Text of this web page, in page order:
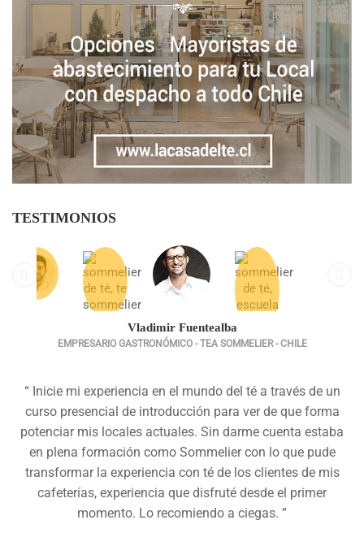
TESTIMONIOS
Vladimir Fuentealba
EMPRESARIO GASTRONÓMICO - TEA SOMMELIER - CHILE
“ Inicie mi experiencia en el mundo del té a través de un
curso presencial de introducción para ver de que forma
potenciar mis locales actuales. Sin darme cuenta estaba
en plena formación como Sommelier con lo que pude
transformar la experiencia con té de los clientes de mis
cafeterías, experiencia que disfruté desde el primer
momento. Lo recomiendo a ciegas. ”